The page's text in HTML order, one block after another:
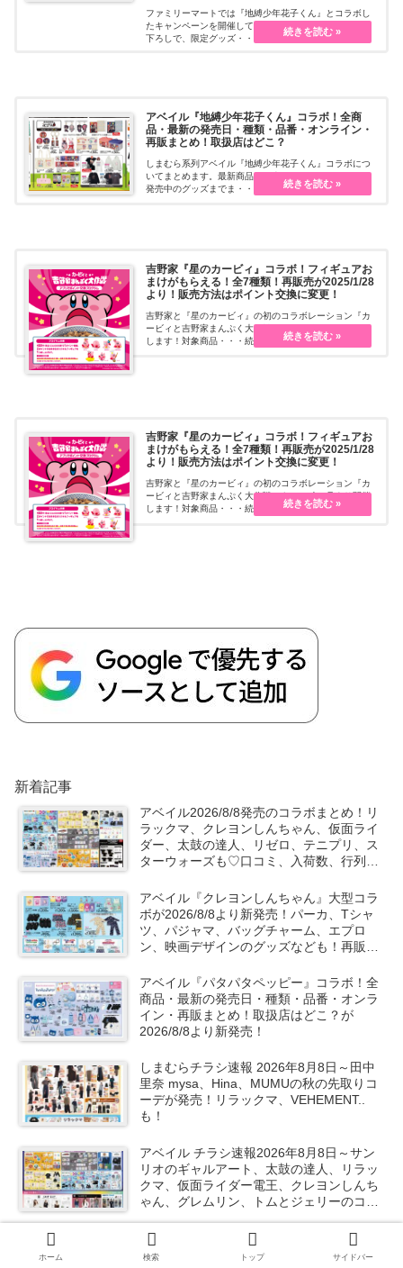
ファミリーマートでは『地縛少年花子くん』とコラボし
たキャンペーンを開催しています。ファミマの限定描き
下ろしで、限定グッズ・・・続きを読む
アベイル『地縛少年花子くん』コラボ！全商
品・最新の発売日・種類・品番・オンライン・
再販まとめ！取扱店はどこ？
しまむら系列アベイル『地縛少年花子くん』コラボにつ
いてまとめます。最新商品の発売日スケジュールから、
発売中のグッズまでま・・・続きを読む
吉野家『星のカービィ』コラボ！フィギュアお
まけがもらえる！全7種類！再販売が2025/1/28
より！販売方法はポイント交換に変更！
吉野家と『星のカービィ』の初のコラボレーション『カ
ービィと吉野家まんぷく大作戦』を2024年8月より開催
します！対象商品・・・続きを読む
吉野家『星のカービィ』コラボ！フィギュアお
まけがもらえる！全7種類！再販売が2025/1/28
より！販売方法はポイント交換に変更！
吉野家と『星のカービィ』の初のコラボレーション『カ
ービィと吉野家まんぷく大作戦』を2024年8月より開催
します！対象商品・・・続きを読む
新着記事
アベイル2026/8/8発売のコラボまとめ！リ
ラックマ、クレヨンしんちゃん、仮面ライ
ダー、太鼓の達人、リゼロ、テニプリ、ス
ターウォーズも♡口コミ、入荷数、行列、
アベイル『クレヨンしんちゃん』大型コラ
ボが2026/8/8より新発売！パーカ、Tシャ
ツ、パジャマ、バッグチャーム、エプロ
ン、映画デザインのグッズなども！再販売
況！
アベイル『パタパタペッピー』コラボ！全
商品・最新の発売日・種類・品番・オンラ
イン・再販まとめ！取扱店はどこ？が
2026/8/8より新発売！
しまむらチラシ速報 2026年8月8日～田中
里奈 mysa、Hina、MUMUの秋の先取りコ
ーデが発売！リラックマ、VEHEMENT..
も！
アベイル チラシ速報2026年8月8日～サン
リオのギャルアート、太鼓の達人、リラッ
クマ、仮面ライダー電王、クレヨンしんち
ゃん、グレムリン、トムとジェリーのコラ
バースデイ『MARVEL（マーベル）』コラ
ボ！全商品・最新の発売日・種類・品番・
ホーム 検索 トップ サイドバー